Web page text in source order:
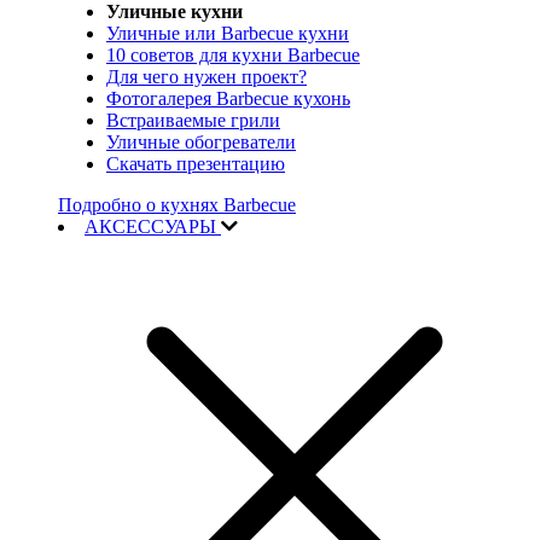
Уличные кухни
Уличные или Barbecue кухни
10 советов для кухни Barbecue
Для чего нужен проект?
Фотогалерея Barbecue кухонь
Встраиваемые грили
Уличные обогреватели
Скачать презентацию
Подробно о кухнях Barbecue
АКСЕССУАРЫ